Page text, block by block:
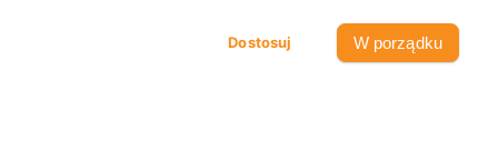
W porządku